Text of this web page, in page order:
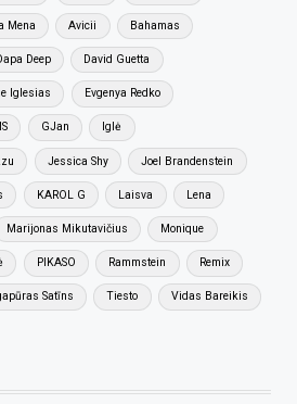
Mena Avicii Bahamas
Deep David Guetta
Iglesias Evgenya Redko
GJan Iglė
Jessica Shy Joel Brandenstein
KAROL G Laisva Lena
Marijonas Mikutavičius Monique
PIKASO Rammstein Remix
Satīns Tiesto Vidas Bareikis